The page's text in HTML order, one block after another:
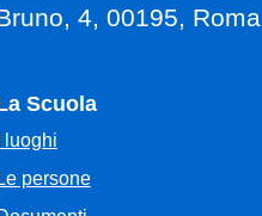
4, 00195, Roma
Scuola
I luoghi
Le persone